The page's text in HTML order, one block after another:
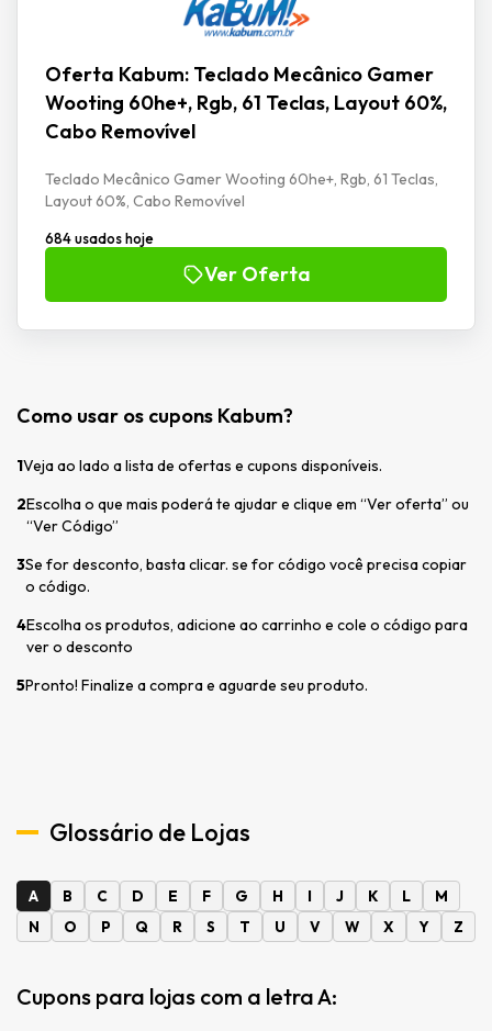
Oferta Kabum: Teclado Mecânico Gamer
Wooting 60he+, Rgb, 61 Teclas, Layout 60%,
Cabo Removível
Teclado Mecânico Gamer Wooting 60he+, Rgb, 61 Teclas,
Layout 60%, Cabo Removível
684 usados hoje
Ver Oferta
Como usar os cupons Kabum?
1Veja ao lado a lista de ofertas e cupons disponíveis.
2Escolha o que mais poderá te ajudar e clique em “Ver oferta” ou
“Ver Código”
3Se for desconto, basta clicar. se for código você precisa copiar
o código.
4Escolha os produtos, adicione ao carrinho e cole o código para
ver o desconto
5Pronto! Finalize a compra e aguarde seu produto.
Glossário de Lojas
A B C D E F G H I J K L
M
N
O P Q R S T U V W X Y Z
Cupons para lojas com a letra A: